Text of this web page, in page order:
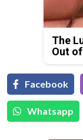
The
Out
Facebook
Whatsapp